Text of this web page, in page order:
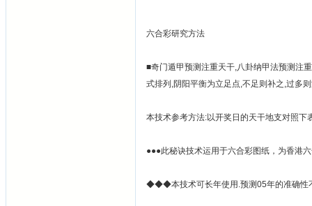
六合彩研究方法
■奇门遁甲预测注重天干,八卦纳甲法预测注
式排列,阴阳平衡为立足点,不足则补之,过多
本技术参考方法:以开奖日的天干地支对照
●●●此秘诀技术运用于六合彩图纸，为香港
◆◆◆本技术可长年使用.预测05年的准确性